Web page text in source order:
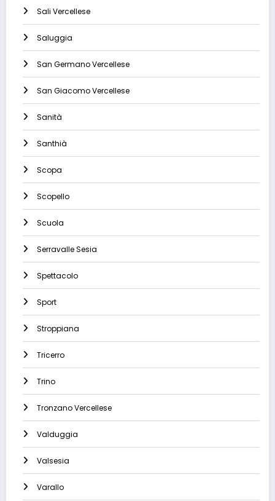
Sali Vercellese
Saluggia
San Germano Vercellese
San Giacomo Vercellese
Sanità
Santhià
Scopa
Scopello
Scuola
Serravalle Sesia
Spettacolo
Sport
Stroppiana
Tricerro
Trino
Tronzano Vercellese
Valduggia
Valsesia
Varallo